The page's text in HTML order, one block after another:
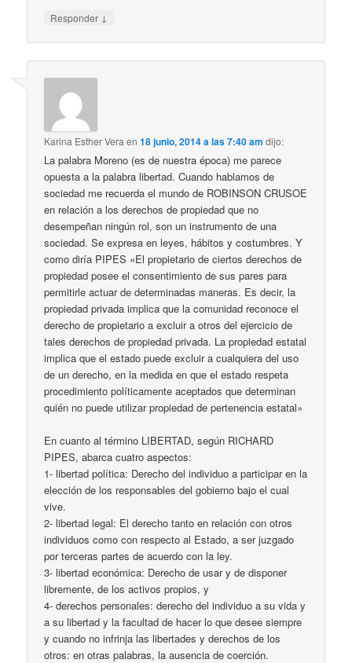
Responder ↓
Karina Esther Vera en18 junio, 2014 a las 7:40 am dijo:
La palabra Moreno (es de nuestra época) me parece
opuesta a la palabra libertad. Cuando hablamos de
sociedad me recuerda el mundo de ROBINSON CRUSOE
en relación a los derechos de propiedad que no
desempeñan ningún rol, son un instrumento de una
sociedad. Se expresa en leyes, hábitos y costumbres. Y
como diría PIPES «El propietario de ciertos derechos de
propiedad posee el consentimiento de sus pares para
permitirle actuar de determinadas maneras. Es decir, la
propiedad privada implica que la comunidad reconoce el
derecho de propietario a excluir a otros del ejercicio de
tales derechos de propiedad privada. La propiedad estatal
implica que el estado puede excluir a cualquiera del uso
de un derecho, en la medida en que el estado respeta
procedimiento políticamente aceptados que determinan
quién no puede utilizar propiedad de pertenencia estatal»
En cuanto al término LIBERTAD, según RICHARD
PIPES, abarca cuatro aspectos:
1- libertad política: Derecho del individuo a participar en la
elección de los responsables del gobierno bajo el cual
vive.
2- libertad legal: El derecho tanto en relación con otros
individuos como con respecto al Estado, a ser juzgado
por terceras partes de acuerdo con la ley.
3- libertad económica: Derecho de usar y de disponer
libremente, de los activos propios, y
4- derechos personales: derecho del individuo a su vida y
a su libertad y la facultad de hacer lo que desee siempre
y cuando no infrinja las libertades y derechos de los
otros: en otras palabras, la ausencia de coerción.